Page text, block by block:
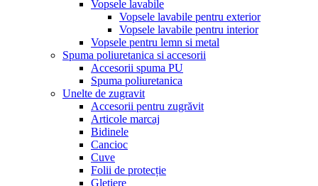
Vopsele lavabile
Vopsele lavabile pentru exterior
Vopsele lavabile pentru interior
Vopsele pentru lemn si metal
Spuma poliuretanica si accesorii
Accesorii spuma PU
Spuma poliuretanica
Unelte de zugravit
Accesorii pentru zugrăvit
Articole marcaj
Bidinele
Cancioc
Cuve
Folii de protecție
Gletiere